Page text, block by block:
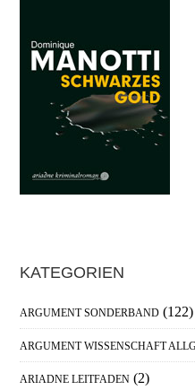
Haupt-
Sidebar
KATEGORIEN
ARGUMENT SONDERBAND (122)
ARGUMENT WISSENSCHAFT
ARIADNE LEITFADEN (2)